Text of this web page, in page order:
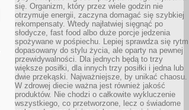
się. Organizm, który przez wiele godzin nie
otrzymuje energii, zaczyna domagać się szybkiej
rekompensaty. Wtedy najłatwiej sięgnąć po
słodycze, fast food albo duże porcje jedzenia
spożywane w pośpiechu. Lepiej sprawdza się rytm
dopasowany do stylu życia, ale oparty na pewnej
przewidywalności. Dla jednych będą to trzy
większe posiłki, dla innych trzy posiłki i jedna lub
dwie przekąski. Najważniejsze, by unikać chaosu.
W zdrowej diecie ważna jest również jakość
produktów. Nie chodzi o całkowite wykluczenie
wszystkiego, co przetworzone, lecz o świadome